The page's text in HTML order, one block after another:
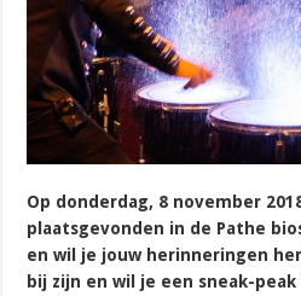
Op donderdag, 8 november
plaatsgevonden in de Pathe
en wil je jouw herinneringen
bij zijn en wil je een sneak-